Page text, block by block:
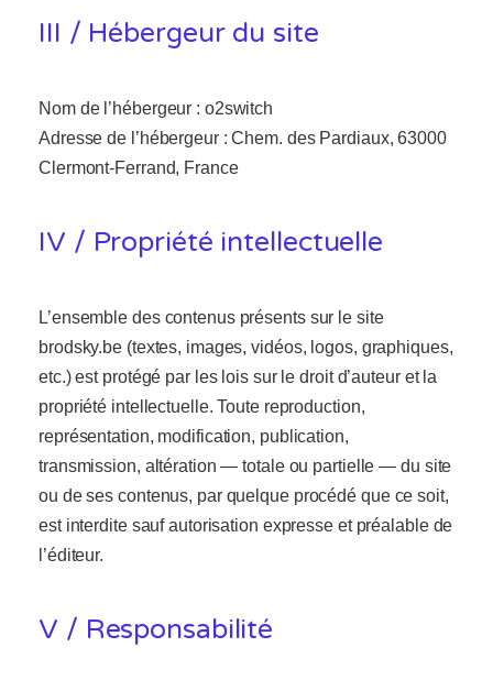
III / Hébergeur du site
Nom de l’hébergeur : o2switch
Adresse de l’hébergeur : Chem. des Pardiaux, 63000
Clermont-Ferrand, France
IV / Propriété intellectuelle
L’ensemble des contenus présents sur le site
brodsky.be (textes, images, vidéos, logos, graphiques,
etc.) est protégé par les lois sur le droit d’auteur et la
propriété intellectuelle. Toute reproduction,
représentation, modification, publication,
transmission, altération — totale ou partielle — du site
ou de ses contenus, par quelque procédé que ce soit,
est interdite sauf autorisation expresse et préalable de
l’éditeur.
V / Responsabilité